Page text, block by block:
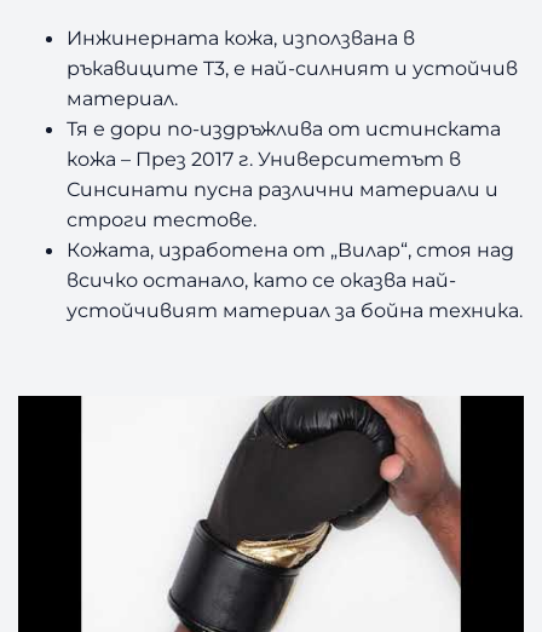
Инжинерната кожа, използвана в
ръкавиците T3, е най-силният и устойчив
материал.
Тя е дори по-издръжлива от истинската
кожа – През 2017 г. Университетът в
Синсинати пусна различни материали и
строги тестове.
Кожата, изработена от „Вилар“, стоя над
всичко останало, като се оказва най-
устойчивият материал за бойна техника.